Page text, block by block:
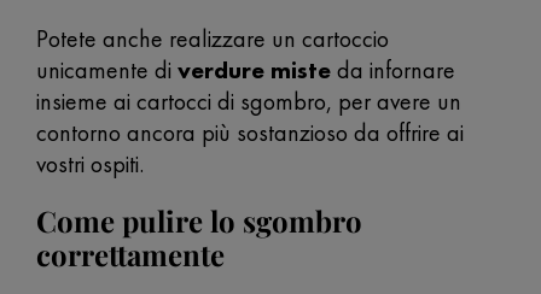
Potete anche realizzare un cartoccio
unicamente di verdure misteda infornare
insieme ai cartocci di sgombro, per avere un
contorno ancora più sostanzioso da offrire ai
vostri ospiti.
Come pulire lo sgombro
correttamente